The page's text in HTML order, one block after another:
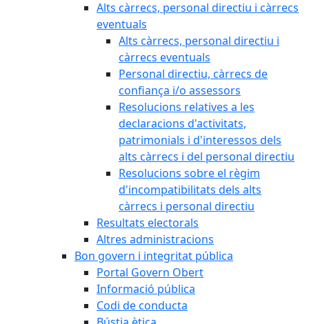
Alts càrrecs, personal directiu i càrrecs
eventuals
Alts càrrecs, personal directiu i
càrrecs eventuals
Personal directiu, càrrecs de
confiança i/o assessors
Resolucions relatives a les
declaracions d'activitats,
patrimonials i d'interessos dels
alts càrrecs i del personal directiu
Resolucions sobre el règim
d'incompatibilitats dels alts
càrrecs i personal directiu
Resultats electorals
Altres administracions
Bon govern i integritat pública
Portal Govern Obert
Informació pública
Codi de conducta